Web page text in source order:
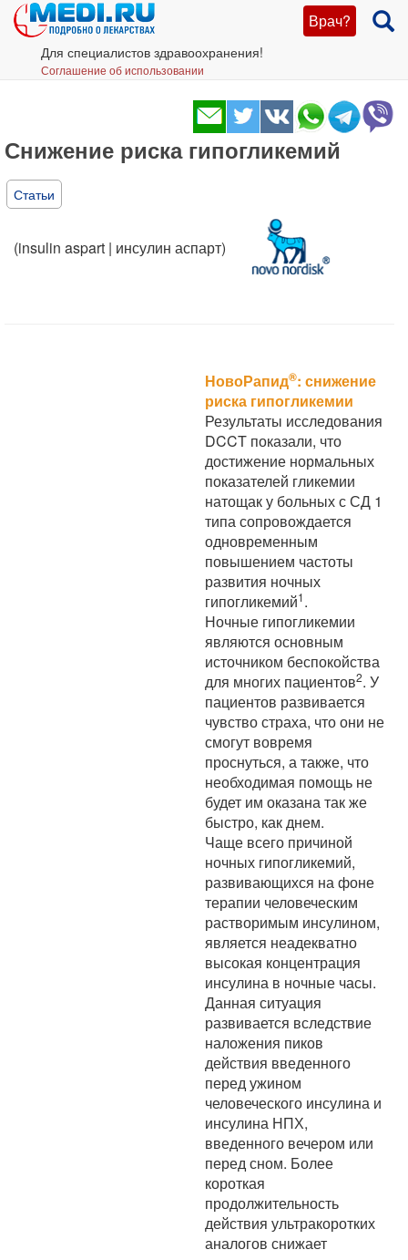
Врач?
Для специалистов здравоохранения!
Соглашение об использовании
Снижение риска гипогликемий
Статьи
(insulin aspart | инсулин аспарт)
НовоРапид®: снижение
риска гипогликемии
Результаты исследования
DCCT показали, что
достижение нормальных
показателей гликемии
натощак у больных с СД 1
типа сопровождается
одновременным
повышением частоты
развития ночных
гипогликемий1.
Ночные гипогликемии
являются основным
источником беспокойства
для многих пациентов2. У
пациентов развивается
чувство страха, что они не
смогут вовремя
проснуться, а также, что
необходимая помощь не
будет им оказана так же
быстро, как днем.
Чаще всего причиной
ночных гипогликемий,
развивающихся на фоне
терапии человеческим
растворимым инсулином,
является неадекватно
высокая концентрация
инсулина в ночные часы.
Данная ситуация
развивается вследствие
наложения пиков
действия введенного
перед ужином
человеческого инсулина и
инсулина НПХ,
введенного вечером или
перед сном. Более
короткая
продолжительность
действия ультракоротких
аналогов снижает